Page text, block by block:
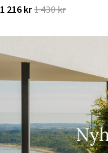
1 216 kr1 430 kr